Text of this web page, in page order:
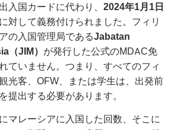
入国カードに代わり、 2024年1月1日
対して義務付けられました。フィリ
の入国管理局であるJabatan
（JIM） が発行した公式のMDAC免
ていません。つまり、すべてのフィ
光客、OFW、または学生は、出発前
提出する必要があります。
マレーシアに入国した回数、そこに